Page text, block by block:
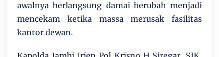
awalnya berlangsung damai berubah menjadi
mencekam ketika massa merusak fasilitas
kantor dewan.